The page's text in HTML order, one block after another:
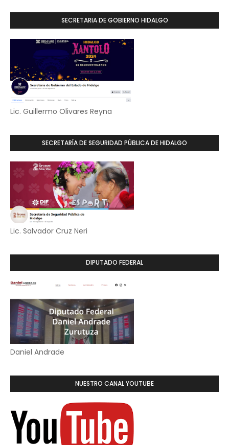
SECRETARIA DE GOBIERNO HIDALGO
Lic. Guillermo Olivares Reyna
SECRETARÍA DE SEGURIDAD PÚBLICA DE HIDALGO
Lic. Salvador Cruz Neri
DIPUTADO FEDERAL
Daniel Andrade
NUESTRO CANAL YOUTUBE